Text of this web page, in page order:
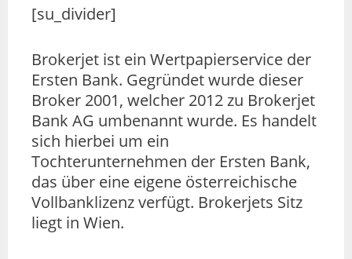
[su_divider]
Brokerjet ist ein Wertpapierservice der
Ersten Bank. Gegründet wurde dieser
Broker 2001, welcher 2012 zu Brokerjet
Bank AG umbenannt wurde. Es handelt
sich hierbei um ein
Tochterunternehmen der Ersten Bank,
das über eine eigene österreichische
Vollbanklizenz verfügt. Brokerjets Sitz
liegt in Wien.